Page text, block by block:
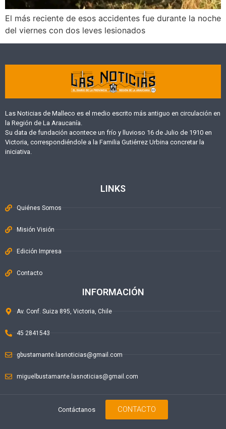
El más reciente de esos accidentes fue durante la noche
del viernes con dos leves lesionados
Las Noticias de Malleco es el medio escrito más antiguo en circulación en
la Región de La Araucanía.
Su data de fundación acontece un frío y lluvioso 16 de Julio de 1910 en
Victoria, correspondiéndole a la Familia Gutiérrez Urbina concretar la
iniciativa.
LINKS
Quiénes Somos
Misión Visión
Edición Impresa
Contacto
INFORMACIÓN
Av. Conf. Suiza 895, Victoria, Chile
45 2841543
gbustamante.lasnoticias@gmail.com
miguelbustamante.lasnoticias@gmail.com
Contáctanos CONTACTO